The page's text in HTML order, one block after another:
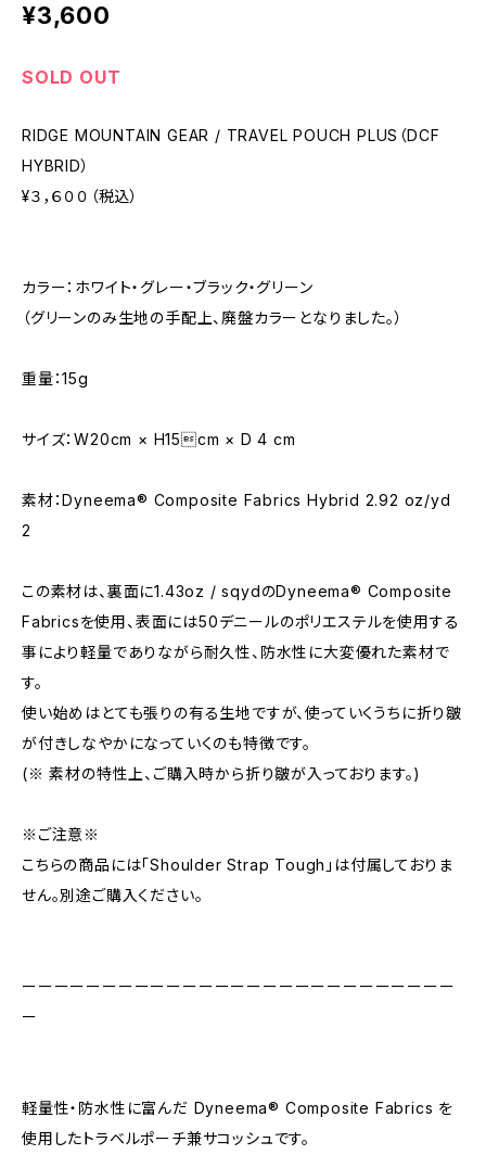
¥3,600
SOLD OUT
RIDGE MOUNTAIN GEAR / TRAVEL POUCH PLUS（DCF
HYBRID）
¥３，６００（税込）
カラー：ホワイト・グレー・ブラック・グリーン
（グリーンのみ生地の手配上、廃盤カラーとなりました。）
重量：15g
サイズ：W20cm × H15cm × D 4 cm
素材：Dyneema® Composite Fabrics Hybrid 2.92 oz/yd
2
この素材は、裏面に1.43oz / sqydのDyneema® Composite
Fabricsを使用、表面には50デニールのポリエステルを使用する
事により軽量でありながら耐久性、防水性に大変優れた素材で
す。
使い始めはとても張りの有る生地ですが、使っていくうちに折り皺
が付きしなやかになっていくのも特徴です。
(※ 素材の特性上、ご購入時から折り皺が入っております。)
※ご注意※
こちらの商品には「Shoulder Strap Tough」は付属しておりま
せん。別途ご購入ください。
ーーーーーーーーーーーーーーーーーーーーーーーーーーー
ー
軽量性・防水性に富んだ Dyneema® Composite Fabrics を
使用したトラベルポーチ兼サコッシュです。